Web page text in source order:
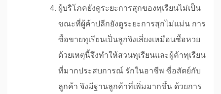
ผู้บริโภคยังดูระยะการสุกของทุเรียนไม่เป็น
ขณะที่ผู้ค้าปลีกยังดูระยะการสุกไม่แม่น การ
ซื้อขายทุเรียนเป็นลูกจึงเสี่ยงเหมือนซื้อหวย
ด้วยเหตุนี้จึงทำให้สวนทุเรียนและผู้ค้าทุเรียน
ที่มากประสบการณ์ รักในอาชีพ ซื่อสัตย์กับ
ลูกค้า จึงมีฐานลูกค้าที่เพิ่มมากขึ้น ด้วยการ